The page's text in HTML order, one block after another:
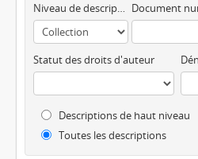
Niveau de description
Statut des droits d'auteur
Descriptions de haut niveau
Toutes les descriptions